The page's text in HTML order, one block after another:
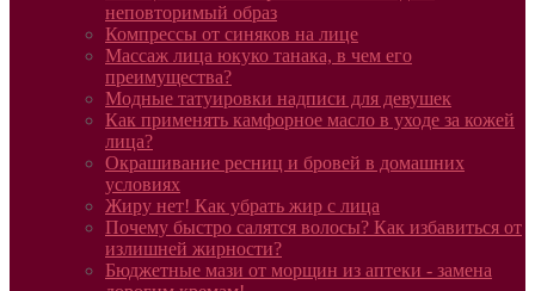
неповторимый образ
Компрессы от синяков на лице
Массаж лица юкуко танака, в чем его
преимущества?
Модные татуировки надписи для девушек
Как применять камфорное масло в уходе за кожей
лица?
Окрашивание ресниц и бровей в домашних
условиях
Жиру нет! Как убрать жир с лица
Почему быстро салятся волосы? Как избавиться от
излишней жирности?
Бюджетные мази от морщин из аптеки - замена